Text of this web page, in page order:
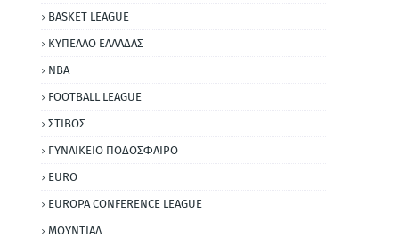
BASKET LEAGUE
ΚΥΠΕΛΛΟ ΕΛΛΑΔΑΣ
NBA
FOOTBALL LEAGUE
ΣΤΙΒΟΣ
ΓΥΝΑΙΚΕΙΟ ΠΟΔΟΣΦΑΙΡΟ
EURO
EUROPA CONFERENCE LEAGUE
ΜΟΥΝΤΙΑΛ